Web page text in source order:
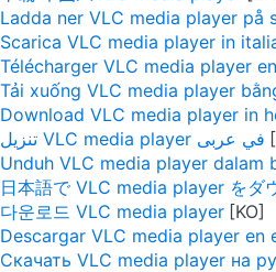
Ladda ner VLC media player på
Scarica VLC media player in
Télécharger VLC media player
Tải xuống VLC media player
Download VLC media player in
تنزيل VLC media player في عربى
Unduh VLC media player dalam
日本語で VLC media player をダ
다운로드 VLC media player
Descargar VLC media player en
Скачать VLC media player на